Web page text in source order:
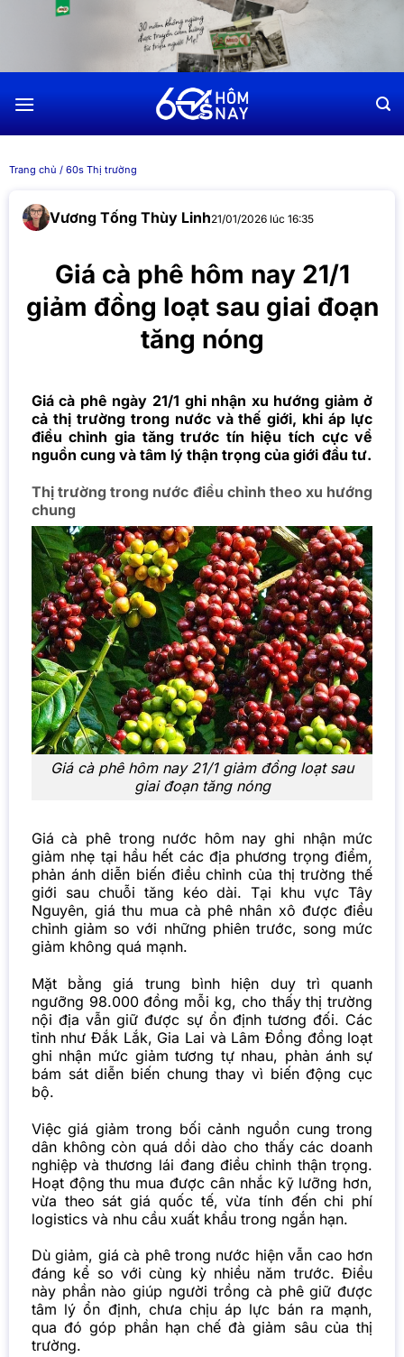
dung
Trang chủ / 60s Thị trường
Vương Tống Thùy Linh21/01/2026 lúc 16:35
Giá cà phê hôm nay 21/1
giảm đồng loạt sau giai đoạn
tăng nóng
Giá cà phê ngày 21/1 ghi nhận xu hướng giảm ở
cả thị trường trong nước và thế giới, khi áp lực
điều chỉnh gia tăng trước tín hiệu tích cực về
nguồn cung và tâm lý thận trọng của giới đầu tư.
Thị trường trong nước điều chỉnh theo xu hướng
chung
Giá cà phê hôm nay 21/1 giảm đồng loạt sau
giai đoạn tăng nóng
Giá cà phê trong nước hôm nay ghi nhận mức
giảm nhẹ tại hầu hết các địa phương trọng điểm,
phản ánh diễn biến điều chỉnh của thị trường thế
giới sau chuỗi tăng kéo dài. Tại khu vực Tây
Nguyên, giá thu mua cà phê nhân xô được điều
chỉnh giảm so với những phiên trước, song mức
giảm không quá mạnh.
Mặt bằng giá trung bình hiện duy trì quanh
ngưỡng 98.000 đồng mỗi kg, cho thấy thị trường
nội địa vẫn giữ được sự ổn định tương đối. Các
tỉnh như Đắk Lắk, Gia Lai và Lâm Đồng đồng loạt
ghi nhận mức giảm tương tự nhau, phản ánh sự
bám sát diễn biến chung thay vì biến động cục
bộ.
Việc giá giảm trong bối cảnh nguồn cung trong
dân không còn quá dồi dào cho thấy các doanh
nghiệp và thương lái đang điều chỉnh thận trọng.
Hoạt động thu mua được cân nhắc kỹ lưỡng hơn,
vừa theo sát giá quốc tế, vừa tính đến chi phí
logistics và nhu cầu xuất khẩu trong ngắn hạn.
Dù giảm, giá cà phê trong nước hiện vẫn cao hơn
đáng kể so với cùng kỳ nhiều năm trước. Điều
này phần nào giúp người trồng cà phê giữ được
tâm lý ổn định, chưa chịu áp lực bán ra mạnh,
qua đó góp phần hạn chế đà giảm sâu của thị
trường.